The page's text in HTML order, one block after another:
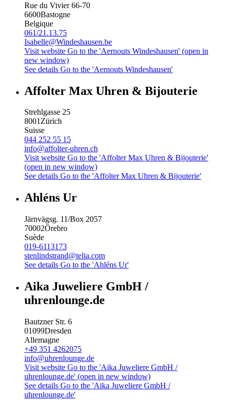
Rue du Vivier 66-70
6600Bastogne
Belgique
061/21.13.75
Isabelle@Windeshausen.be
Visit website Go to the 'Aernouts Windeshausen' (open in
new window)
See details Go to the 'Aernouts Windeshausen'
Affolter Max Uhren & Bijouterie
Strehlgasse 25
8001Zürich
Suisse
044 252 55 15
info@affolter-uhren.ch
Visit website Go to the 'Affolter Max Uhren & Bijouterie'
(open in new window)
See details Go to the 'Affolter Max Uhren & Bijouterie'
Ahléns Ur
Järnvägsg. 11/Box 2057
70002Örebro
Suède
019-6113173
stenlindstrand@telia.com
See details Go to the 'Ahléns Ur'
Aika Juweliere GmbH /
uhrenlounge.de
Bautzner Str. 6
01099Dresden
Allemagne
+49 351 4262075
info@uhrenlounge.de
Visit website Go to the 'Aika Juweliere GmbH /
uhrenlounge.de' (open in new window)
See details Go to the 'Aika Juweliere GmbH /
uhrenlounge.de'